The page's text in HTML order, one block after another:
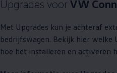
Upgrades voorVW
Met Upgrades kun je achteraf
bedrijfswagen. Bekijk hier welke
hoe het installeren en activeren